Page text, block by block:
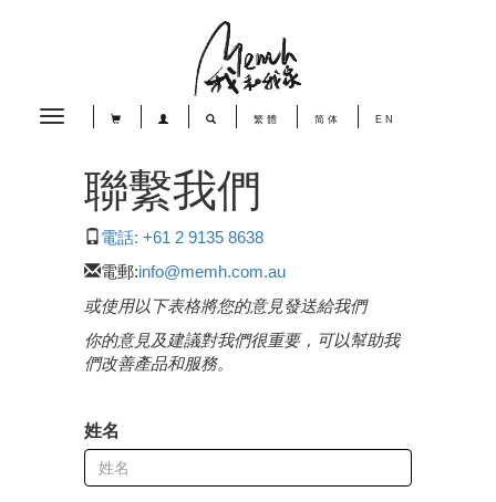
Toggle
繁體 简体 EN
聯繫我們
電話: +61 2 9135 8638
電郵:info@memh.com.au
或使用以下表格將您的意見發送給我們
你的意見及建議對我們很重要，可以幫助我
們改善產品和服務。
姓名